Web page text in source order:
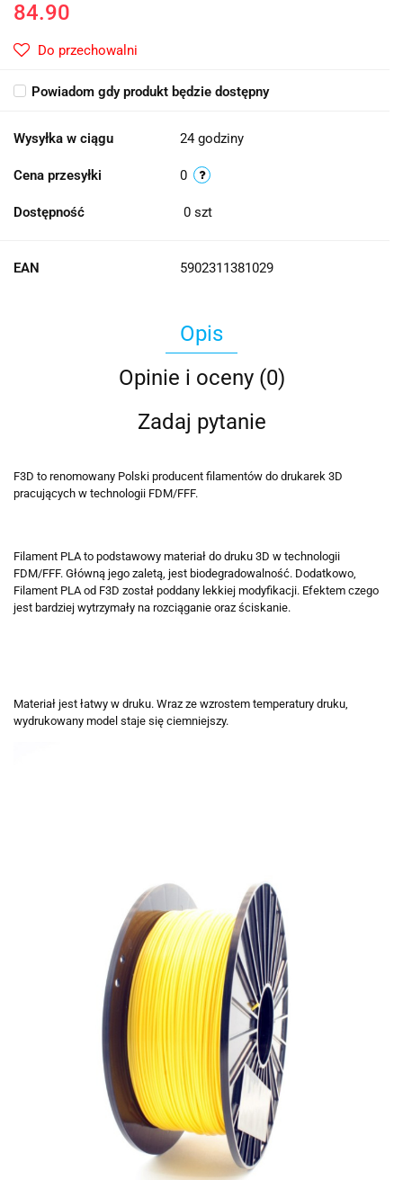
84.90
Do przechowalni
Powiadom gdy produkt będzie dostępny
Wysyłka w ciągu 24 godziny
Cena przesyłki 0
Dostępność 0 szt
EAN 5902311381029
Opis
Opinie i oceny (0)
Zadaj pytanie
F3D to renomowany Polski producent filamentów do drukarek 3D
pracujących w technologii FDM/FFF.
Filament PLA to podstawowy materiał do druku 3D w technologii
FDM/FFF. Główną jego zaletą, jest biodegradowalność. Dodatkowo,
Filament PLA od F3D został poddany lekkiej modyfikacji. Efektem czego
jest bardziej wytrzymały na rozciąganie oraz ściskanie.
Materiał jest łatwy w druku. Wraz ze wzrostem temperatury druku,
wydrukowany model staje się ciemniejszy.